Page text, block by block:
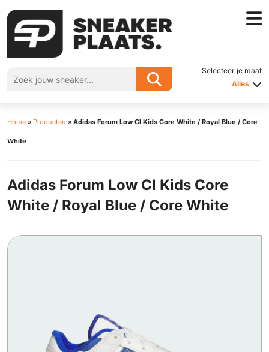
Selecteer je maat
Alles
Home » Producten » Adidas Forum Low Cl Kids Core White / Royal Blue / Core
White
Adidas Forum Low Cl Kids Core
White / Royal Blue / Core White